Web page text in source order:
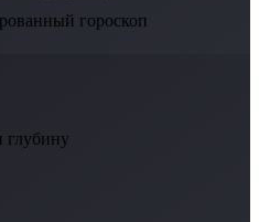
гороскоп
глубину